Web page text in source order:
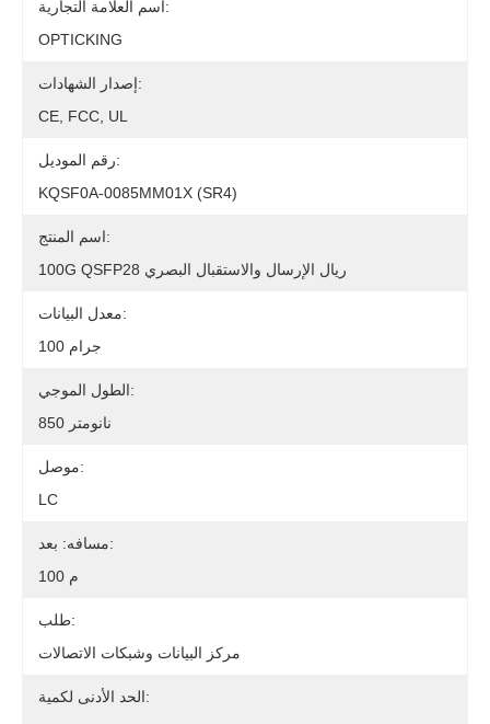
اسم العلامة التجارية:
OPTICKING
إصدار الشهادات:
CE, FCC, UL
رقم الموديل:
KQSF0A-0085MM01X (SR4)
اسم المنتج:
100G QSFP28 ريال الإرسال والاستقبال البصري
معدل البيانات:
100 جرام
الطول الموجي:
850 نانومتر
موصل:
LC
مسافه: بعد:
100 م
طلب:
مركز البيانات وشبكات الاتصالات
الحد الأدنى لكمية: